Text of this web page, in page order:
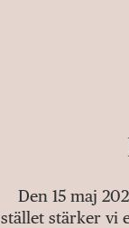
Den 15 maj
stället stärker vi